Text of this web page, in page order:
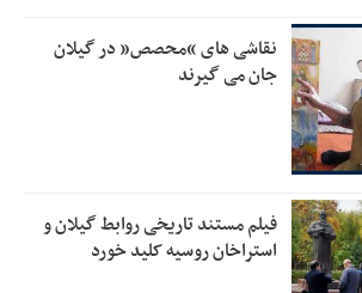
سال ۱۴۰۴ تا پایان شهریورماه
نقاشی های “محصص” در گیلان
جان می گیرند
فیلم مستند تاریخی روابط گیلان و
استراخان روسیه کلید خورد